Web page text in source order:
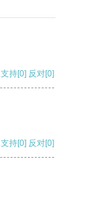
支持[0] 反对[0]
支持[0] 反对[0]